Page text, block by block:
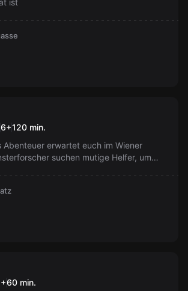
ist
Kids) Monster in the
Jahre)
6+120 min.
Abenteuer erwartet euch im Wiener
suchen mutige Helfer, um
bis 12 Jahren – bereit, die Monsterwelt
Del Profesor
+60 min.